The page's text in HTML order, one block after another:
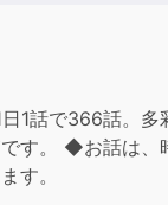
1話で366話。
す。 ◆お話は、
す。